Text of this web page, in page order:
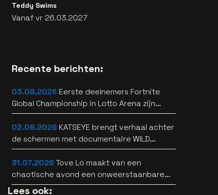
Teddy Swims
Vanaf vr 26.03.2027
Recente berichten:
03.08.2026 Eerste deelnemers Fortnite
Global Championship in Lotto Arena zijn
bekend
02.08.2026 KATSEYE brengt verhaal achter
de schermen met documentaire WILD
HEARTS [trailer]
31.07.2026 Tove Lo maakt van een
chaotische avond een onweerstaanbare
popsong
Lees ook: